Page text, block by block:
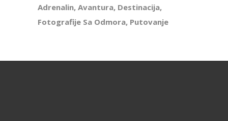
Adrenalin Avantura Destinacija
Fotografije Sa Odmora Putovanje